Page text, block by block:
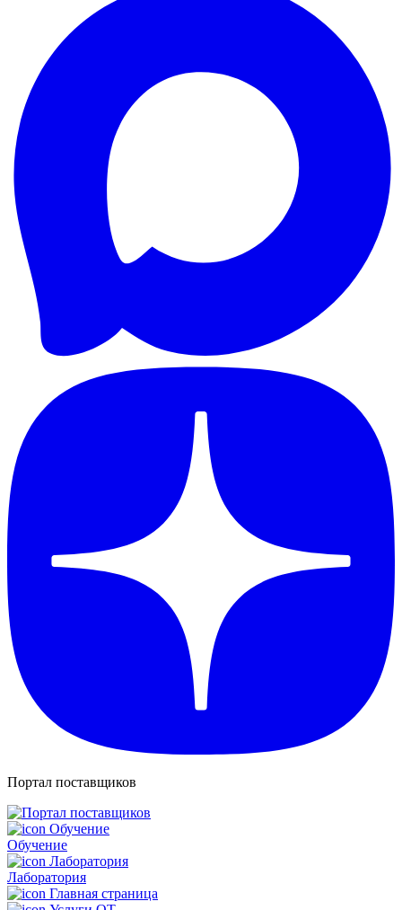
Портал поставщиков
Обучение
Лаборатория